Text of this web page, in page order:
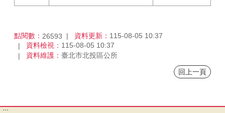
點閱數： 26593 資料更新： 115-08-05 10:37
資料檢視： 115-08-05 10:37
資料維護： 臺北市北投區公所
回上一頁